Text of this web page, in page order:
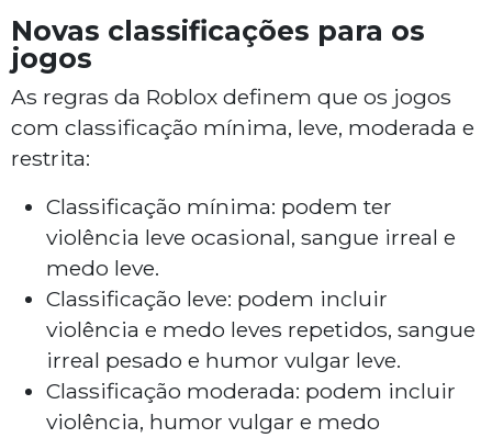
Novas classificações para os
jogos
As regras da Roblox definem que os jogos
com classificação mínima, leve, moderada e
restrita:
Classificação mínima: podem ter
violência leve ocasional, sangue irreal e
medo leve.
Classificação leve: podem incluir
violência e medo leves repetidos, sangue
irreal pesado e humor vulgar leve.
Classificação moderada: podem incluir
violência, humor vulgar e medo